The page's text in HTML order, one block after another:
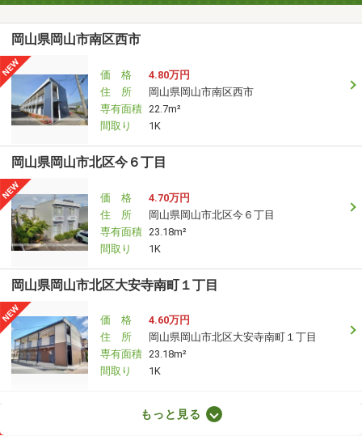
岡山県岡山市南区西市
価 格
4.80万円
住 所
岡山県岡山市南区西市
専有面積 22.7m²
間取り
1K
岡山県岡山市北区今６丁目
価 格
4.70万円
住 所
岡山県岡山市北区今６丁目
専有面積 23.18m²
間取り
1K
岡山県岡山市北区大安寺南町１丁目
価 格
4.60万円
住 所
岡山県岡山市北区大安寺南町１丁目
専有面積 23.18m²
間取り
1K
もっと見る